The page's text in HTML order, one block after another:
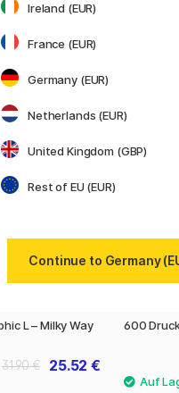
62.65 €
L – Milky Way
25.52 €
31.90 €
600
Ireland (EUR)
France (EUR)
Germany (EUR)
Netherlands (EUR)
United Kingdom (GBP)
Rest of EU (EUR)
Continue to Germany